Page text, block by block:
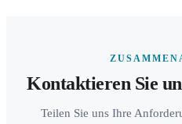
Kontaktieren Sie
Teilen Sie uns Ihre